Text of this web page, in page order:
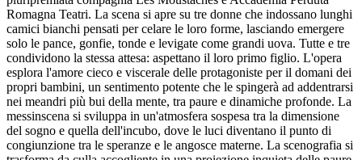
Romagna Teatri. La scena si apre su tre donne che indossano lunghi
camici bianchi pensati per celare le loro forme, lasciando emergere
solo le pance, gonfie, tonde e levigate come grandi uova. Tutte e tre
condividono la stessa attesa: aspettano il loro primo figlio. L'opera
esplora l'amore cieco e viscerale delle protagoniste per il domani dei
propri bambini, un sentimento potente che le spingerà ad addentrarsi
nei meandri più bui della mente, tra paure e dinamiche profonde. La
messinscena si sviluppa in un'atmosfera sospesa tra la dimensione
del sogno e quella dell'incubo, dove le luci diventano il punto di
congiunzione tra le speranze e le angosce materne. La scenografia si